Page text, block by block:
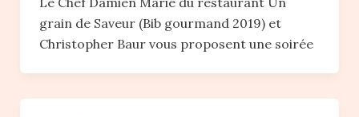
grain de Saveur (Bib gourmand 2019) et
Christopher Baur vous proposent une soirée